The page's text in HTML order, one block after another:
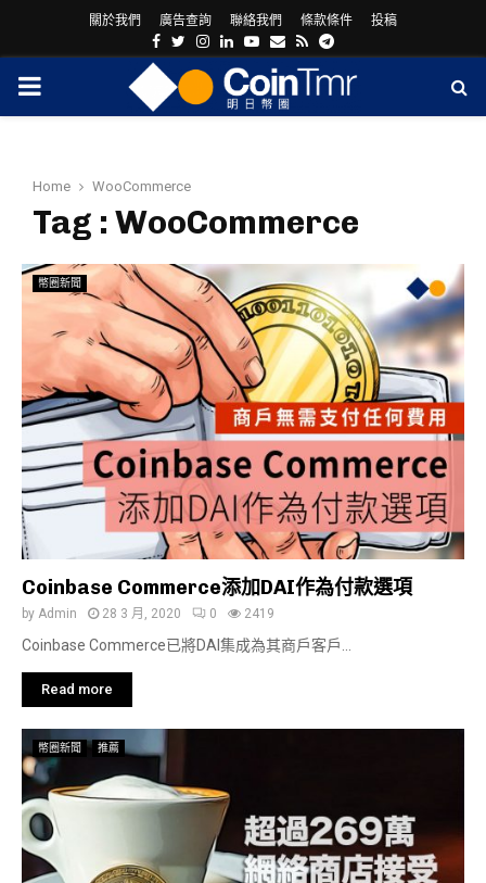
關於我們 廣告查詢 聯絡我們 條款條件 投稿
Facebook
Twitter
Instagram
LinkedinYoutube
Email
RssTelegram
PRIMARY
Home WooCommerce
Tag : WooCommerce
幣圈新聞
Coinbase Commerce添加DAI作為付款選項
by Admin 28 3 月, 2020 0 2419
Coinbase Commerce已將DAI集成為其商戶客戶...
Read more
幣圈新聞 推薦